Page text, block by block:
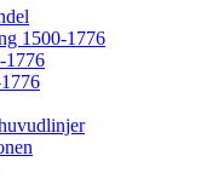
1500-1776
1776